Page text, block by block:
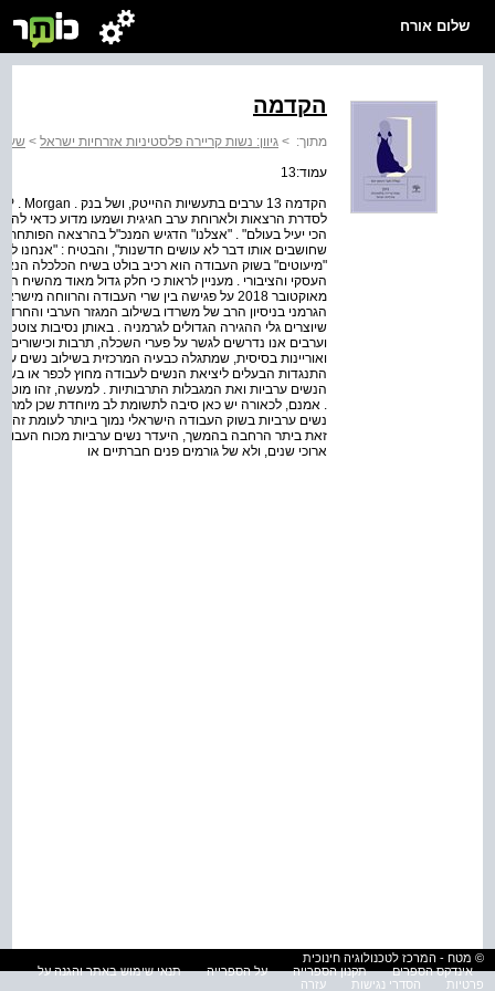
שלום אורח
הקדמה
מתוך: > גיוון: נשות קריירה פלסטיניות אזרחיות ישראל > שער
עמוד:13
לסדרת הרצאות ולארוחת ערב חגיגית ושמעו מדוע כדאי להן
הכי יעיל בעולם" . "אצלנו" הדגיש המנכ"ל בהרצאה הפותחת,
שחושבים אותו דבר לא עושים חדשנות", והבטיח : "אנחנו
"מיעוטים" בשוק העבודה הוא רכיב בולט בשיח הכלכלה
העסקי והציבורי . מעניין לראות כי חלק גדול מאוד מהשיח
מאוקטובר 2018 על פגישה בין שרי העבודה
הגרמני בניסיון הרב של משרדו בשילוב המגזר הערבי
שיוצרים גלי ההגירה הגדולים לגרמניה . באותן נסיבות
וערבים אנו נדרשים לגשר על פערי השכלה, תרבות וכישורים
ואוריינות בסיסית, שמתגלה כבעיה המרכזית בשילוב נשים
הנשים ערביות ואת המגבלות התרבותיות . למעשה, זהו
. אמנם, לכאורה יש כאן סיבה לתשומת לב מיוחדת שכן
נשים ערביות בשוק העבודה הישראלי נמוך ביותר לעומת
זאת ביתר הרחבה בהמשך, היעדר נשים ערביות מכוח
ארוכי שנים, ולא של גורמים פנים חברתיים או
© מטח - המרכז לטכנולוגיה חינוכית
אינדקס הספרים
תקנון הספרייה על הספרייה
תנאי שימוש באתר והגנה על
פרטיות
הסדרי נגישות עזרה